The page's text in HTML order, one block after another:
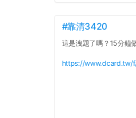
#靠清3420
這是洩題了嗎？15分鐘
https://